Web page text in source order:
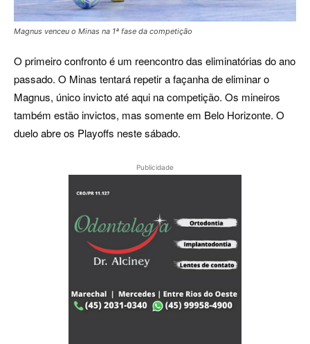
Magnus venceu o Minas na 1ª fase da competição
O primeiro confronto é um reencontro das eliminatórias do ano
passado. O Minas tentará repetir a façanha de eliminar o
Magnus, único invicto até aqui na competição. Os mineiros
também estão invictos, mas somente em Belo Horizonte. O
duelo abre os Playoffs neste sábado.
Publicidade